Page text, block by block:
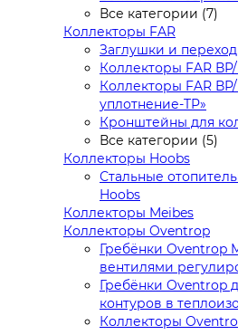
Все категории (7)
Коллекторы FAR
Заглушки и
Коллекторы FAR
Коллекторы FAR
уплотнение-TP»
Кронштейны для
Все категории (5)
Коллекторы Hoobs
Стальные
Hoobs
Коллекторы Meibes
Коллекторы Oventrop
Гребёнки Oventrop
вентилями
Гребёнки Oventrop
контуров в
Коллекторы